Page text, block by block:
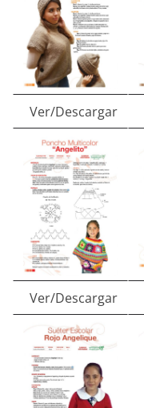
Ver/Descargar
Ver/Descargar